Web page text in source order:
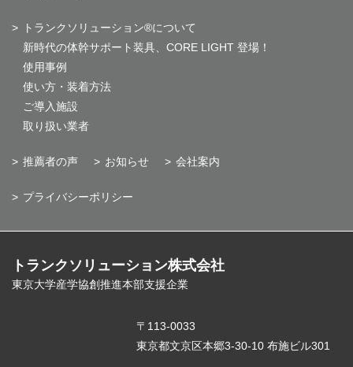
トランクソリューション®について
新時代の体幹サポート装具、CORE LIGHT 登場！
使用事例
使い方・装着方法
ご導入施設
取り扱い業者
推薦者の声 お知らせ 会社案内
プライバシーポリシー
トランクソリューション株式会社
東京大学産学協創推進本部支援企業
〒113-0033
東京都文京区本郷3-30-10 布施ビル301